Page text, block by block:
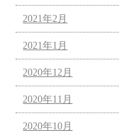
2021年2月
2021年1月
2020年12月
2020年11月
2020年10月